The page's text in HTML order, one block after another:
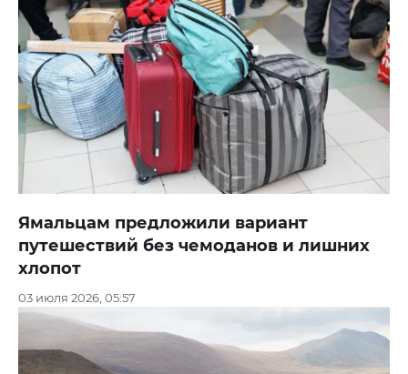
Ямальцам предложили вариант
путешествий без чемоданов и лишних
хлопот
03 июля 2026, 05:57